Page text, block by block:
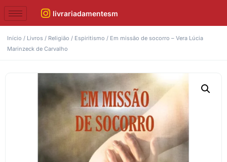
livrariadamentesm
Início / Livros / Religião / Espiritismo / Em missão de socorro – Vera Lúcia
Marinzeck de Carvalho